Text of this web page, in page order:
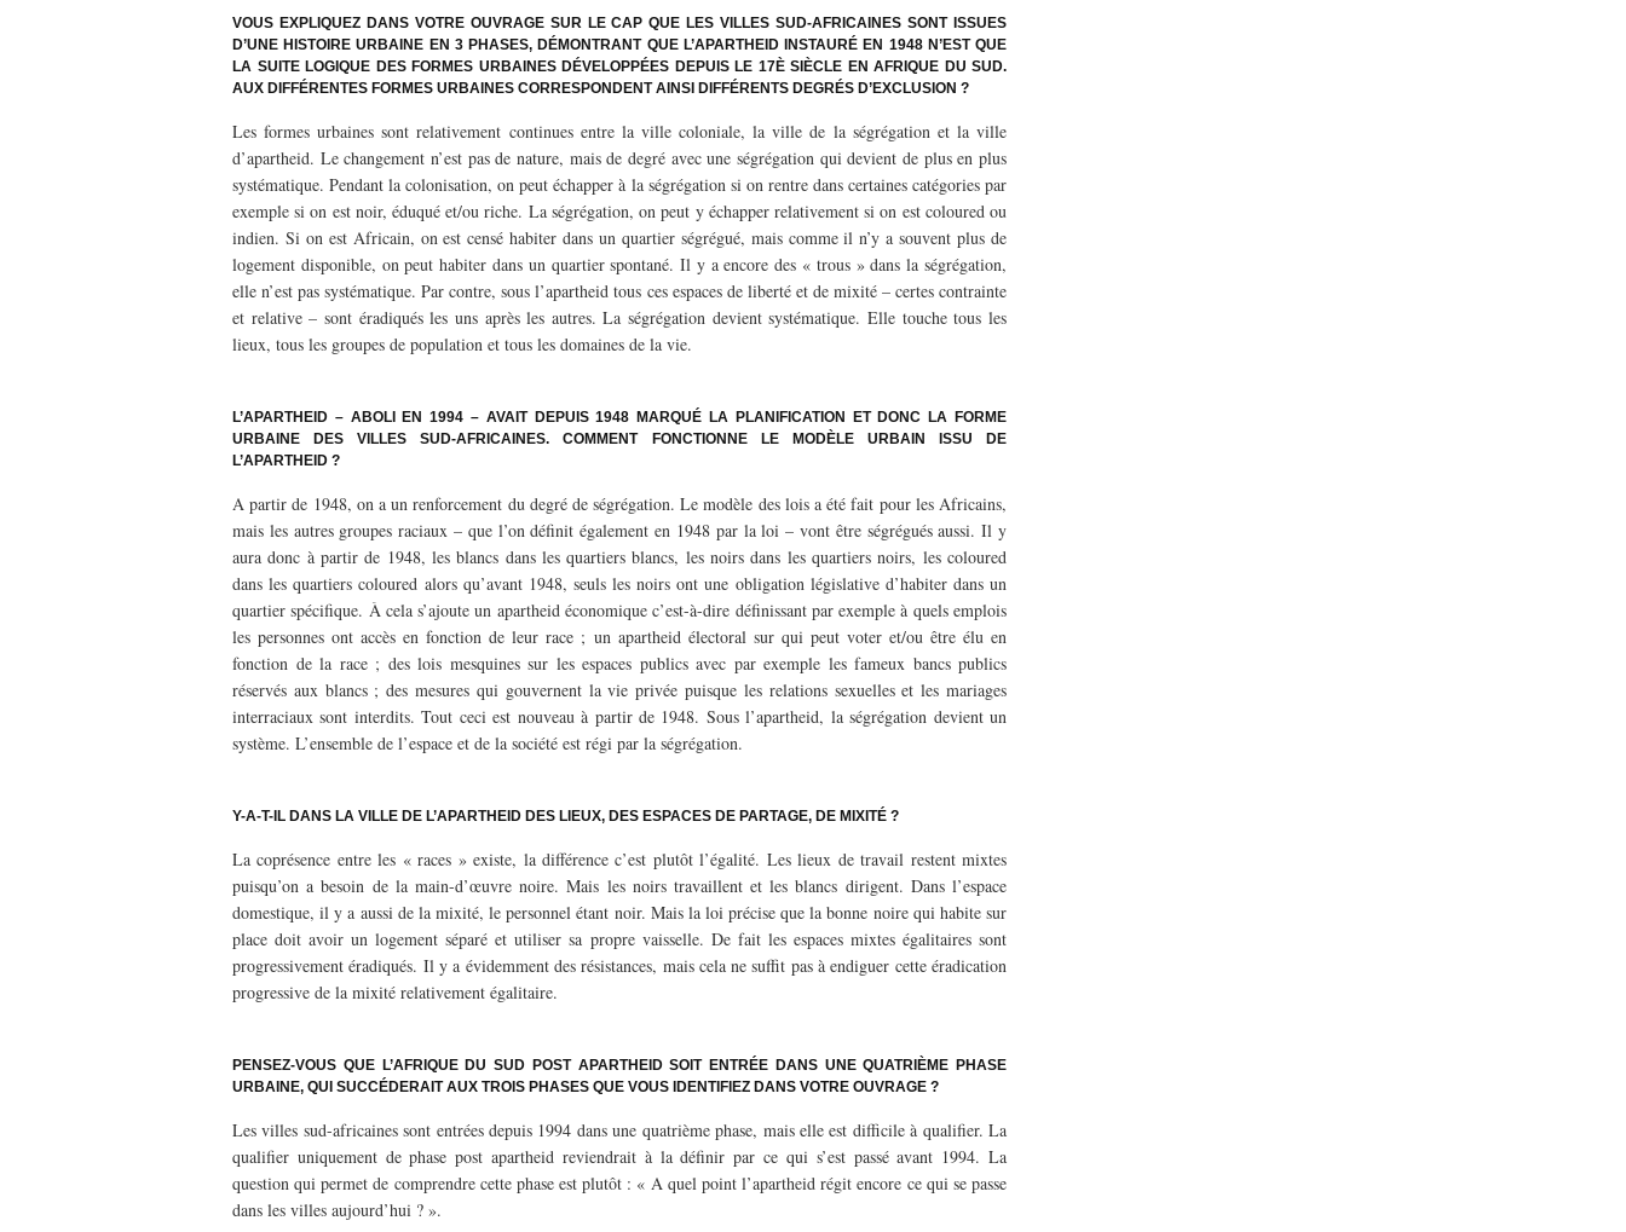
VOUS EXPLIQUEZ DANS VOTRE OUVRAGE SUR LE CAP QUE LES VILLES SUD-AFRICAINES SONT ISSUES
D’UNE HISTOIRE URBAINE EN 3 PHASES, DÉMONTRANT QUE L’APARTHEID INSTAURÉ EN 1948 N’EST QUE
LA SUITE LOGIQUE DES FORMES URBAINES DÉVELOPPÉES DEPUIS LE 17È SIÈCLE EN AFRIQUE DU SUD.
AUX DIFFÉRENTES FORMES URBAINES CORRESPONDENT AINSI DIFFÉRENTS DEGRÉS D’EXCLUSION ?
Les formes urbaines sont relativement continues entre la ville coloniale, la ville de la ségrégation et la ville
d’apartheid. Le changement n’est pas de nature, mais de degré avec une ségrégation qui devient de plus en plus
systématique. Pendant la colonisation, on peut échapper à la ségrégation si on rentre dans certaines catégories par
exemple si on est noir, éduqué et/ou riche. La ségrégation, on peut y échapper relativement si on est coloured ou
indien. Si on est Africain, on est censé habiter dans un quartier ségrégué, mais comme il n’y a souvent plus de
logement disponible, on peut habiter dans un quartier spontané. Il y a encore des « trous » dans la ségrégation,
elle n’est pas systématique. Par contre, sous l’apartheid tous ces espaces de liberté et de mixité – certes contrainte
et relative – sont éradiqués les uns après les autres. La ségrégation devient systématique. Elle touche tous les
lieux, tous les groupes de population et tous les domaines de la vie.
L’APARTHEID – ABOLI EN 1994 – AVAIT DEPUIS 1948 MARQUÉ LA PLANIFICATION ET DONC LA FORME
URBAINE DES VILLES SUD-AFRICAINES. COMMENT FONCTIONNE LE MODÈLE URBAIN ISSU DE
L’APARTHEID ?
A partir de 1948, on a un renforcement du degré de ségrégation. Le modèle des lois a été fait pour les Africains,
mais les autres groupes raciaux – que l’on définit également en 1948 par la loi – vont être ségrégués aussi. Il y
aura donc à partir de 1948, les blancs dans les quartiers blancs, les noirs dans les quartiers noirs, les coloured
dans les quartiers coloured alors qu’avant 1948, seuls les noirs ont une obligation législative d’habiter dans un
quartier spécifique. À cela s’ajoute un apartheid économique c’est-à-dire définissant par exemple à quels emplois
les personnes ont accès en fonction de leur race ; un apartheid électoral sur qui peut voter et/ou être élu en
fonction de la race ; des lois mesquines sur les espaces publics avec par exemple les fameux bancs publics
réservés aux blancs ; des mesures qui gouvernent la vie privée puisque les relations sexuelles et les mariages
interraciaux sont interdits. Tout ceci est nouveau à partir de 1948. Sous l’apartheid, la ségrégation devient un
système. L’ensemble de l’espace et de la société est régi par la ségrégation.
Y-A-T-IL DANS LA VILLE DE L’APARTHEID DES LIEUX, DES ESPACES DE PARTAGE, DE MIXITÉ ?
La coprésence entre les « races » existe, la différence c’est plutôt l’égalité. Les lieux de travail restent mixtes
puisqu’on a besoin de la main-d’œuvre noire. Mais les noirs travaillent et les blancs dirigent. Dans l’espace
domestique, il y a aussi de la mixité, le personnel étant noir. Mais la loi précise que la bonne noire qui habite sur
place doit avoir un logement séparé et utiliser sa propre vaisselle. De fait les espaces mixtes égalitaires sont
progressivement éradiqués. Il y a évidemment des résistances, mais cela ne suffit pas à endiguer cette éradication
progressive de la mixité relativement égalitaire.
PENSEZ-VOUS QUE L’AFRIQUE DU SUD POST APARTHEID SOIT ENTRÉE DANS UNE QUATRIÈME PHASE
URBAINE, QUI SUCCÉDERAIT AUX TROIS PHASES QUE VOUS IDENTIFIEZ DANS VOTRE OUVRAGE ?
Les villes sud-africaines sont entrées depuis 1994 dans une quatrième phase, mais elle est difficile à qualifier. La
qualifier uniquement de phase post apartheid reviendrait à la définir par ce qui s’est passé avant 1994. La
question qui permet de comprendre cette phase est plutôt : « A quel point l’apartheid régit encore ce qui se passe
dans les villes aujourd’hui ? ».